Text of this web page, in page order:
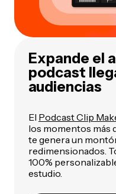
Expande el
podcast
audiencias
El Podcast Clip
los momentos más
te genera un
redimensionados.
100%
estudio.